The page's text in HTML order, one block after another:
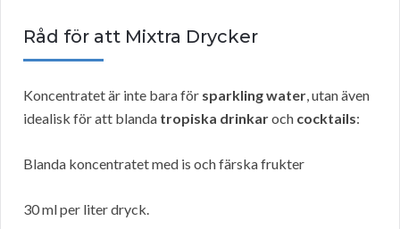
Råd för att Mixtra Drycker
Koncentratet är inte bara för sparkling water, utan även
idealisk för att blanda tropiska drinkaroch cocktails:
Blanda koncentratet med is och färska frukter
30 ml per liter dryck.